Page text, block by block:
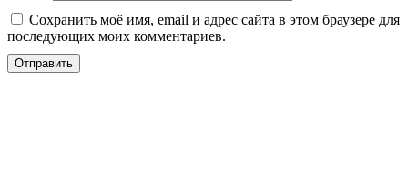
Сохранить моё имя, email и адрес сайта в этом браузере для
последующих моих комментариев.